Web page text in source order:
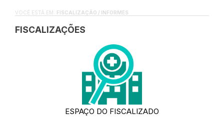
VOCÊ ESTÁ EM: FISCALIZAÇÃO / INFORMES
FISCALIZAÇÕES
ESPAÇO DO FISCALIZADO